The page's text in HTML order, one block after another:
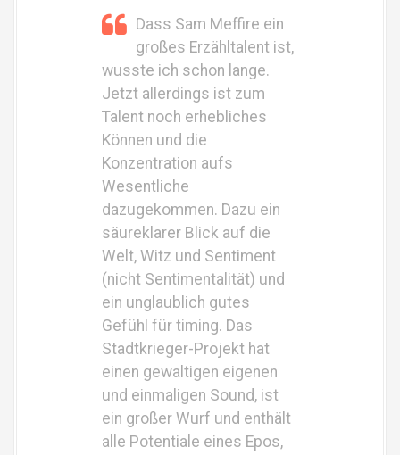
Dass Sam Meffire ein
großes Erzähltalent ist,
wusste ich schon lange.
Jetzt allerdings ist zum
Talent noch erhebliches
Können und die
Konzentration aufs
Wesentliche
dazugekommen. Dazu ein
säureklarer Blick auf die
Welt, Witz und Sentiment
(nicht Sentimentalität) und
ein unglaublich gutes
Gefühl für timing. Das
Stadtkrieger-Projekt hat
einen gewaltigen eigenen
und einmaligen Sound, ist
ein großer Wurf und enthält
alle Potentiale eines Epos,